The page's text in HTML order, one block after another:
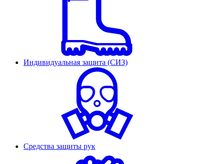
Индивидуальная защита (СИЗ)
Средства защиты рук